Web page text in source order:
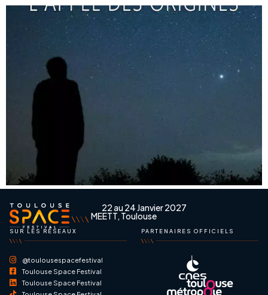
22 au 24 Janvier 2027
MEETT, Toulouse
SUR LES RÉSEAUX
@toulousespacefestival
Toulouse Space Festival
Toulouse Space Festival
PARTENAIRES OFFICIELS